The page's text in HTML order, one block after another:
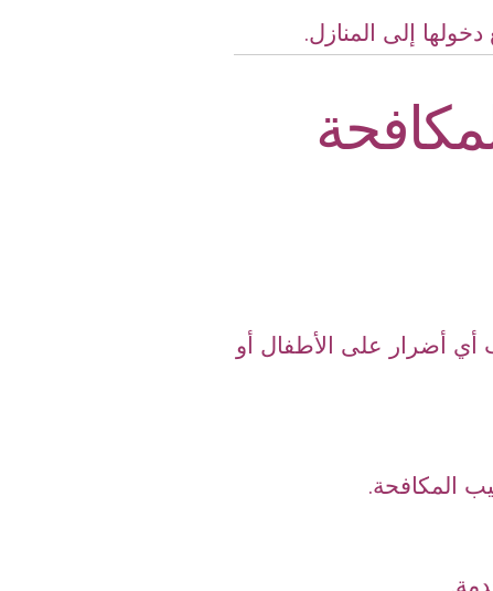
دخولها إلى المنازل.
أي أضرار على الأطفال أو
المكافحة.